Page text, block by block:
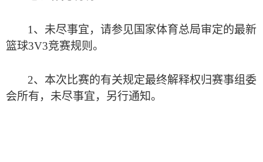
1、未尽事宜，请参见国家体育总局审定的最新
篮球3V3竞赛规则。
2、本次比赛的有关规定最终解释权归赛事组委
会所有，未尽事宜，另行通知。